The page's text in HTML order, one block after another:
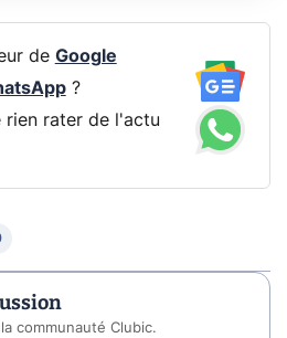
de Google
?
rien rater de l'actu
communauté Clubic.